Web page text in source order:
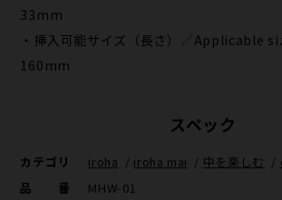
33mm
・挿入可能サイズ（長さ）／Applicable
160mm
スペック
カテゴリ iroha / iroha mai / 中を楽しむ /
品番
MHW-01